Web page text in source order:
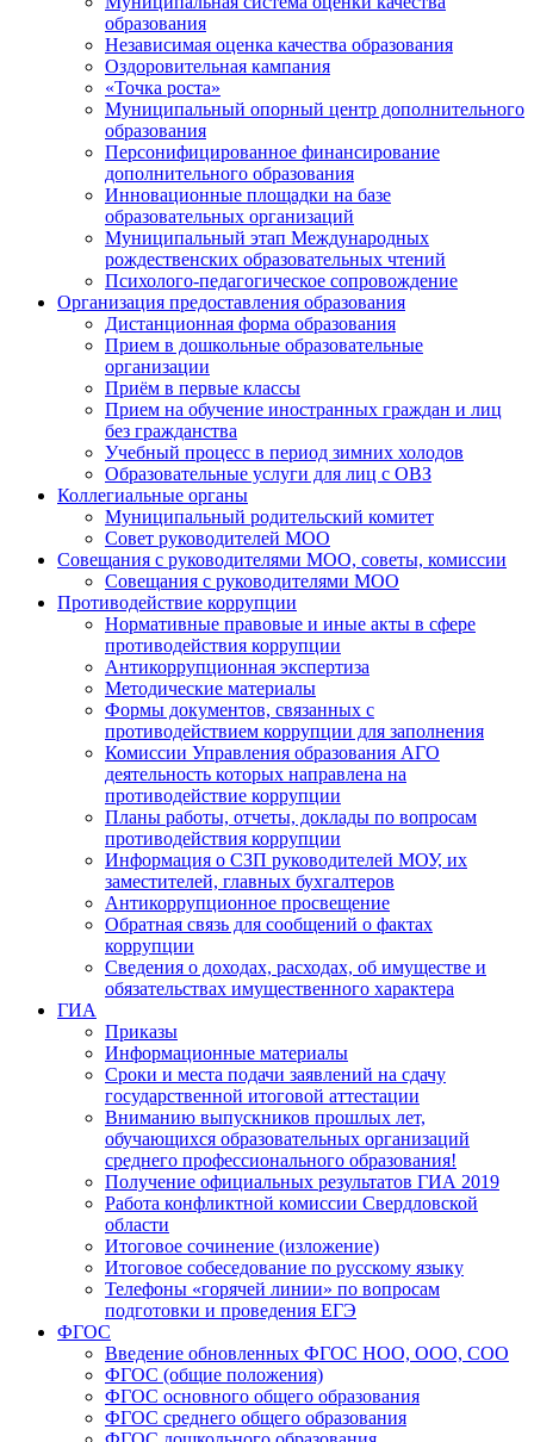
образования
Независимая оценка качества образования
Оздоровительная кампания
«Точка роста»
Муниципальный опорный центр дополнительного
образования
Персонифицированное финансирование
дополнительного образования
Инновационные площадки на базе
образовательных организаций
Муниципальный этап Международных
рождественских образовательных чтений
Психолого-педагогическое сопровождение
Организация предоставления образования
Дистанционная форма образования
Прием в дошкольные образовательные
организации
Приём в первые классы
Прием на обучение иностранных граждан и лиц
без гражданства
Учебный процесс в период зимних холодов
Образовательные услуги для лиц с ОВЗ
Коллегиальные органы
Муниципальный родительский комитет
Совет руководителей МОО
Совещания с руководителями МОО, советы, комиссии
Совещания с руководителями МОО
Противодействие коррупции
Нормативные правовые и иные акты в сфере
противодействия коррупции
Антикоррупционная экспертиза
Методические материалы
Формы документов, связанных с
противодействием коррупции для заполнения
Комиссии Управления образования АГО
деятельность которых направлена на
противодействие коррупции
Планы работы, отчеты, доклады по вопросам
противодействия коррупции
Информация о СЗП руководителей МОУ, их
заместителей, главных бухгалтеров
Антикоррупционное просвещение
Обратная связь для сообщений о фактах
коррупции
Сведения о доходах, расходах, об имуществе и
обязательствах имущественного характера
ГИА
Приказы
Информационные материалы
Сроки и места подачи заявлений на сдачу
государственной итоговой аттестации
Вниманию выпускников прошлых лет,
обучающихся образовательных организаций
среднего профессионального образования!
Получение официальных результатов ГИА 2019
Работа конфликтной комиссии Свердловской
области
Итоговое сочинение (изложение)
Итоговое собеседование по русскому языку
Телефоны «горячей линии» по вопросам
подготовки и проведения ЕГЭ
ФГОС
Введение обновленных ФГОС НОО, ООО, СОО
ФГОС (общие положения)
ФГОС основного общего образования
ФГОС среднего общего образования